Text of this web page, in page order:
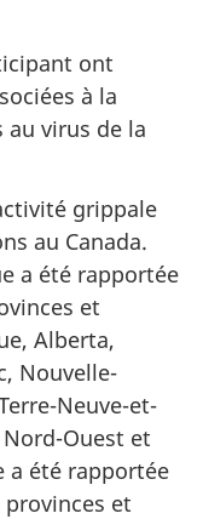
ont
à la
au virus de la
grippale
au Canada.
a été rapportée
et
Alberta,
Nouvelle-
Neuve-et-
Ouest et
a été rapportée
et